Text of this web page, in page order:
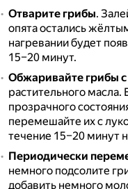
Отварите грибы.
опята остались
нагревании будет
15–20 минут.
Обжаривайте грибы
растительного масла.
прозрачного
перемешайте их с
течение 15–20 минут
Периодически
немного подсолите
добавить немного